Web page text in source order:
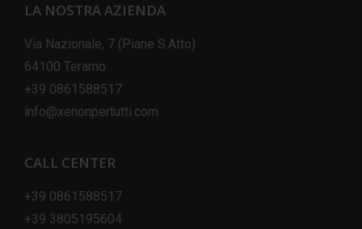
LA NOSTRA AZIENDA
Via Nazionale, 7 (Piane S.Atto)
64100 Teramo
+39 0861588517
info@xenonpertutti.com
CALL CENTER
+39 0861588517
+39 3805195604